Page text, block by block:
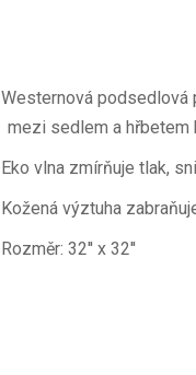
Westernová podsedlová
mezi sedlem a hřbetem
Eko vlna zmírňuje tlak,
Kožená výztuha
Rozměr: 32'' x 32''